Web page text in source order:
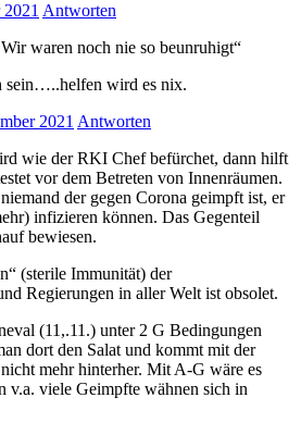
2021 Antworten
waren noch nie so beunruhigt“
sein…..helfen wird es nix.
2021 Antworten
wie der RKI Chef befürchet, dann hilft
vor dem Betreten von Innenräumen.
der gegen Corona geimpft ist, er
infizieren können. Das Gegenteil
bewiesen.
(sterile Immunität) der
Regierungen in aller Welt ist obsolet.
(11,.11.) unter 2 G Bedingungen
dort den Salat und kommt mit der
mehr hinterher. Mit A-G wäre es
v.a. viele Geimpfte wähnen sich in